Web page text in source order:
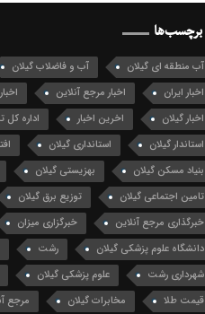
برچسب‌ها
آب منطقه ای گیلان آب و فاضلاب گیلان
اخبار ایران
اخبار مرجع آنلاین
اخبار گیلان
اخرین اخبار
اداره کل
استاندار گیلان
استانداری گیلان
بنیاد مسکن گیلان
بهزیستی گیلان
تامین اجتماعی گیلان
توزیع برق گیلان
خبرگذاری مرجع آنلاین
خبرگزاری میزان
دانشگاه علوم پزشکی گیلان
رشت
شهرداری رشت
علوم پزشکی گیلان
قیمت طلا
مخابرات گیلان مرجع